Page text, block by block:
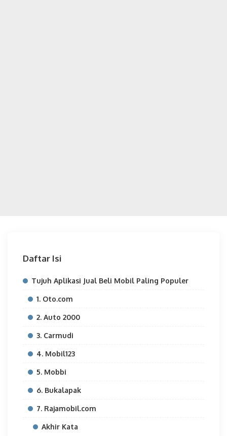
Daftar Isi
Tujuh Aplikasi Jual Beli Mobil Paling Populer
1. Oto.com
2. Auto 2000
3. Carmudi
4. Mobil123
5. Mobbi
6. Bukalapak
7. Rajamobil.com
Akhir Kata